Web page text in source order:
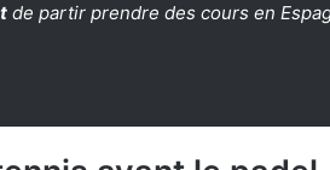
de partir prendre des cours en